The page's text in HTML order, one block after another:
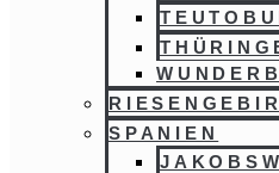
SPANIEN